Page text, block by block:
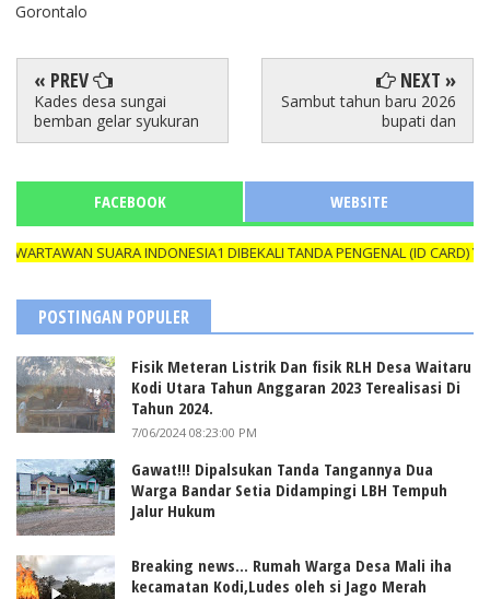
Gorontalo
« PREV
Kades desa sungai
bemban gelar syukuran
NEXT »
Sambut tahun baru 2026
bupati dan
FACEBOOK WEBSITE
SUARA INDONESIA1 DIBEKALI TANDA PENGENAL (ID CARD) YANG
POSTINGAN POPULER
Fisik Meteran Listrik Dan fisik RLH Desa Waitaru
Kodi Utara Tahun Anggaran 2023 Terealisasi Di
Tahun 2024.
7/06/2024 08:23:00 PM
Gawat!!! Dipalsukan Tanda Tangannya Dua
Warga Bandar Setia Didampingi LBH Tempuh
Jalur Hukum
Breaking news... Rumah Warga Desa Mali iha
kecamatan Kodi,Ludes oleh si Jago Merah